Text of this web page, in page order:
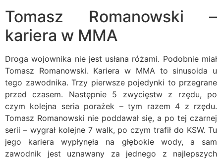
Tomasz Romanowski –
kariera w MMA
Droga wojownika nie jest usłana różami. Podobnie miał
Tomasz Romanowski. Kariera w MMA to sinusoida u
tego zawodnika. Trzy pierwsze pojedynki to przegrane
przed czasem. Następnie 5 zwycięstw z rzędu, po
czym kolejna seria porażek – tym razem 4 z rzędu.
Tomasz Romanowski nie poddawał się, a po tej czarnej
serii – wygrał kolejne 7 walk, po czym trafił do KSW. Tu
jego kariera wypłynęła na głębokie wody, a sam
zawodnik jest uznawany za jednego z najlepszych